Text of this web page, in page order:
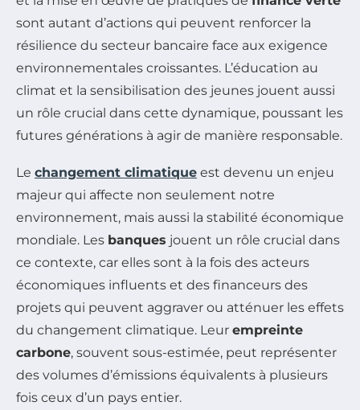
sont autant d’actions qui peuvent renforcer la
résilience du secteur bancaire face aux exigence
environnementales croissantes. L’éducation au
climat et la sensibilisation des jeunes jouent aussi
un rôle crucial dans cette dynamique, poussant les
futures générations à agir de manière responsable.
Le changement climatique est devenu un enjeu
majeur qui affecte non seulement notre
environnement, mais aussi la stabilité économique
mondiale. Les banques jouent un rôle crucial dans
ce contexte, car elles sont à la fois des acteurs
économiques influents et des financeurs des
projets qui peuvent aggraver ou atténuer les effets
du changement climatique. Leur empreinte
carbone, souvent sous-estimée, peut représenter
des volumes d’émissions équivalents à plusieurs
fois ceux d’un pays entier.